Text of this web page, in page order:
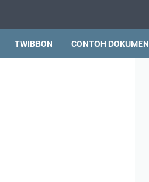
TWIBBON CONTOH DOKUMEN